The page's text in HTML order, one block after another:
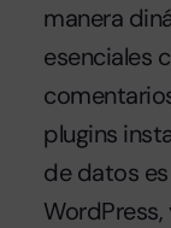
manera
esenciales
plugins
de datos